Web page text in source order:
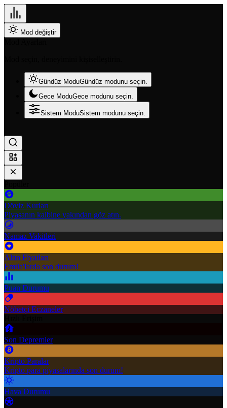
Mod değiştir
Gündüz ModuGündüz modunu seçin.
Gece ModuGece modunu seçin.
Sistem ModuSistem modunu seçin.
Döviz Kurları
Piyasanın kalbine yakından göz atın.
Namaz Vakitleri
Altın Fiyatları
Emtia'larda son durum!
Puan Durumu
Nöbetçi Eczaneler
Son Depremler
Kripto Paralar
Kripto para piyasalarında son durum!
Hava Durumu